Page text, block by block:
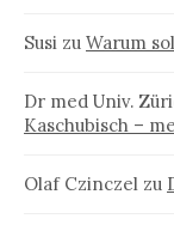
Susi zu Warum
Dr med Univ.
Kaschubisch –
Olaf Czinczel zu